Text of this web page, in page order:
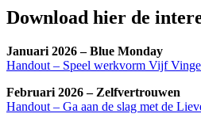
Download hier de
Januari 2026 – Blue Monday
Handout – Speel werkvorm Vijf
Februari 2026 – Zelfvertrouwen
Handout – Ga aan de slag met de